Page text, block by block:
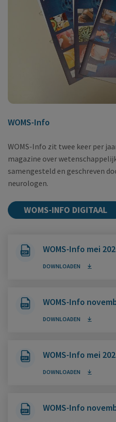
WOMS-Info
WOMS-Info zit twee keer per
magazine over
samengesteld en geschreven
neurologen.
WOMS-INFO DIGITAAL
WOMS-Info mei
DOWNLOADEN
WOMS-Info
DOWNLOADEN
WOMS-Info mei
DOWNLOADEN
WOMS-Info